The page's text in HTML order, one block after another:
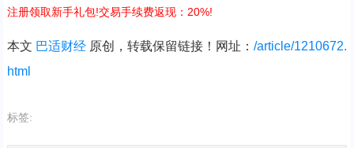
注册领取新手礼包!交易手续费返现：20%!
本文 巴适财经原创，转载保留链接！网址： /article/1210672.
html
标签: